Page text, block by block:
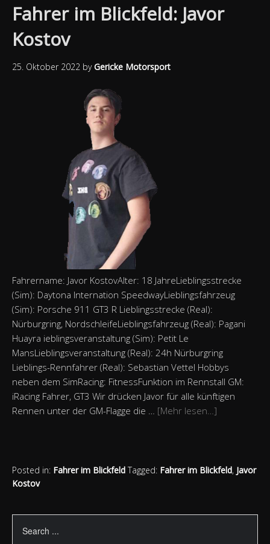
Fahrer im Blickfeld: Javor
Kostov
25. Oktober 2022 byGericke Motorsport
Fahrername: Javor KostovAlter: 18 JahreLieblingsstrecke
(Sim): Daytona Internation SpeedwayLieblingsfahrzeug
(Sim): Porsche 911 GT3 R Lieblingsstrecke (Real):
Nürburgring, NordschleifeLieblingsfahrzeug (Real): Pagani
Huayra ieblingsveranstaltung (Sim): Petit Le
MansLieblingsveranstaltung (Real): 24h Nürburgring
Lieblings-Rennfahrer (Real): Sebastian Vettel Hobbys
neben dem SimRacing: FitnessFunktion im Rennstall GM:
iRacing Fahrer, GT3 Wir drücken Javor für alle künftigen
Rennen unter der GM-Flagge die … [Mehr lesen…]
Posted in: Fahrer im Blickfeld Tagged: Fahrer im Blickfeld, Javor
Kostov